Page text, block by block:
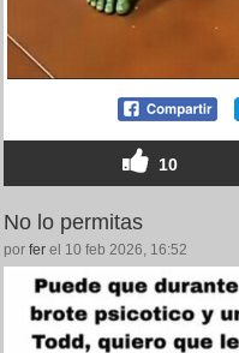
10
No lo permitas
por fer el 10 feb 2026, 16:52